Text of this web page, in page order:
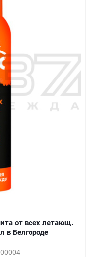
от всех летающ.
в Белгороде